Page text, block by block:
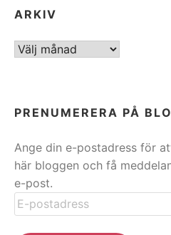
ARKIV
ARKIV
PRENUMERERA PÅ
Ange din e-postadress för
här bloggen och få
e-post.
E-
postadress